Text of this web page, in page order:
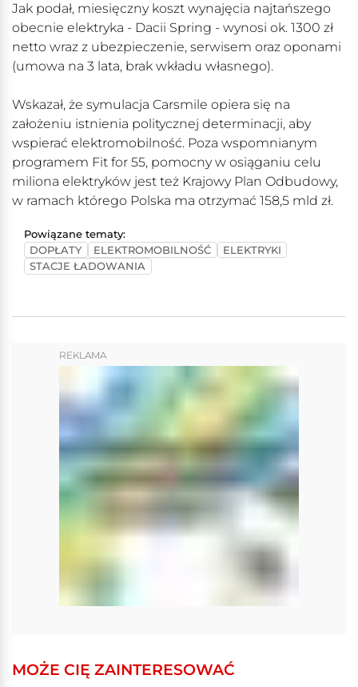
Jak podał, miesięczny koszt wynajęcia najtańszego
obecnie elektryka - Dacii Spring - wynosi ok. 1300 zł
netto wraz z ubezpieczenie, serwisem oraz oponami
(umowa na 3 lata, brak wkładu własnego).
Wskazał, że symulacja Carsmile opiera się na
założeniu istnienia politycznej determinacji, aby
wspierać elektromobilność. Poza wspomnianym
programem Fit for 55, pomocny w osiąganiu celu
miliona elektryków jest też Krajowy Plan Odbudowy,
w ramach którego Polska ma otrzymać 158,5 mld zł.
Powiązane tematy:
DOPŁATY
ELEKTROMOBILNOŚĆ
ELEKTRYKI
STACJE ŁADOWANIA
REKLAMA
MOŻE CIĘ ZAINTERESOWAĆ